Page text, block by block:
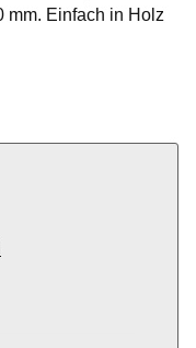
mm. Einfach in Holz